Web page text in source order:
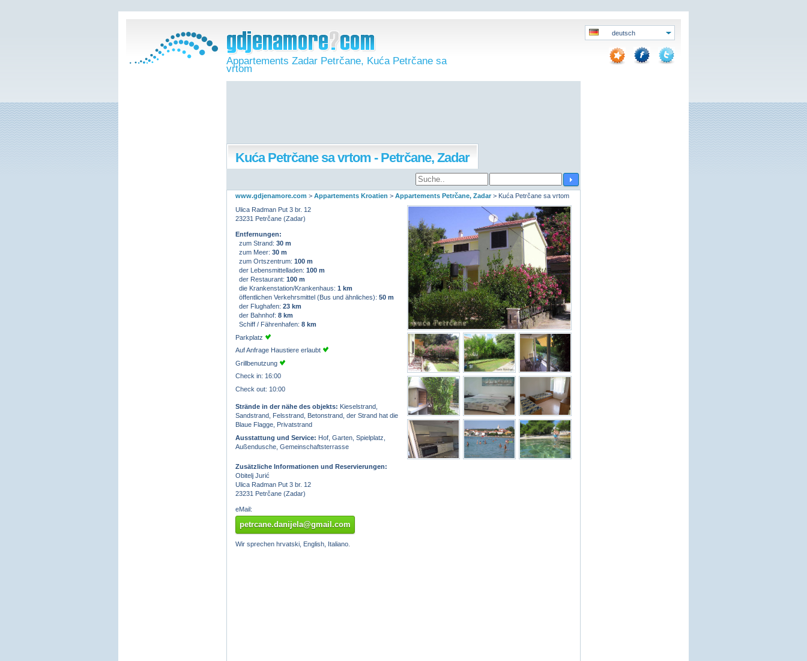
Appartements Zadar Petrčane, Kuća Petrčane sa
vrtom
deutsch
Kuća Petrčane sa vrtom - Petrčane, Zadar
www.gdjenamore.com > Appartements Kroatien > Appartements Petrčane, Zadar > Kuća Petrčane sa vrtom
Ulica Radman Put 3 br. 12
23231 Petrčane (Zadar)
Entfernungen:
zum Strand: 30 m
zum Meer: 30 m
zum Ortszentrum: 100 m
der Lebensmittelladen: 100 m
der Restaurant: 100 m
die Krankenstation/Krankenhaus: 1 km
öffentlichen Verkehrsmittel (Bus und ähnliches): 50 m
der Flughafen: 23 km
der Bahnhof: 8 km
Schiff / Fährenhafen: 8 km
Parkplatz
Auf Anfrage Haustiere erlaubt
Grillbenutzung
Check in: 16:00
Check out: 10:00
Strände in der nähe des objekts: Kieselstrand,
Sandstrand, Felsstrand, Betonstrand, der Strand hat die
Blaue Flagge, Privatstrand
Ausstattung und Service: Hof, Garten, Spielplatz,
Außendusche, Gemeinschaftsterrasse
Zusätzliche Informationen und Reservierungen:
Obitelj Jurić
Ulica Radman Put 3 br. 12
23231 Petrčane (Zadar)
eMail:
petrcane.danijela@gmail.com
Wir sprechen hrvatski, English, Italiano.